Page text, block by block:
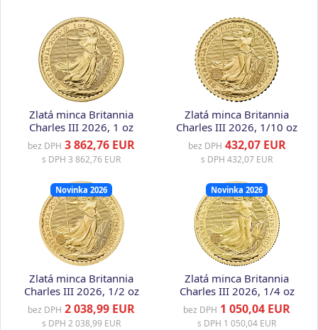
Zlatá minca Britannia
Charles III 2026, 1 oz
bez DPH 3 862,76 EUR
s DPH 3 862,76 EUR
Zlatá minca Britannia
Charles III 2026, 1/10 oz
bez DPH 432,07 EUR
s DPH 432,07 EUR
Novinka 2026
Zlatá minca Britannia
Charles III 2026, 1/2 oz
bez DPH 2 038,99 EUR
s DPH 2 038,99 EUR
Novinka 2026
Zlatá minca Britannia
Charles III 2026, 1/4 oz
bez DPH 1 050,04 EUR
s DPH 1 050,04 EUR